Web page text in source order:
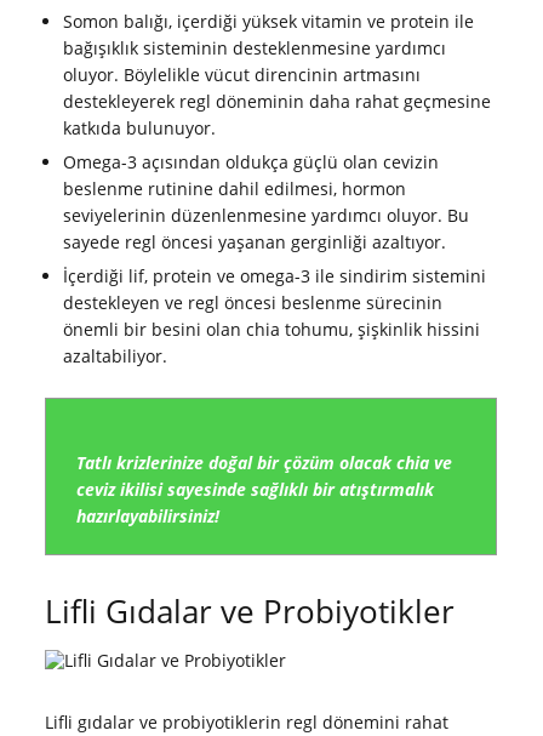
Somon balığı, içerdiği yüksek vitamin ve protein ile
bağışıklık sisteminin desteklenmesine yardımcı
oluyor. Böylelikle vücut direncinin artmasını
destekleyerek regl döneminin daha rahat geçmesine
katkıda bulunuyor.
Omega-3 açısından oldukça güçlü olan cevizin
beslenme rutinine dahil edilmesi, hormon
seviyelerinin düzenlenmesine yardımcı oluyor. Bu
sayede regl öncesi yaşanan gerginliği azaltıyor.
İçerdiği lif, protein ve omega-3 ile sindirim sistemini
destekleyen ve regl öncesi beslenme sürecinin
önemli bir besini olan chia tohumu, şişkinlik hissini
azaltabiliyor.
Tatlı krizlerinize doğal bir çözüm olacak chia ve
ceviz ikilisi sayesinde sağlıklı bir atıştırmalık
hazırlayabilirsiniz!
Lifli Gıdalar ve Probiyotikler
Lifli gıdalar ve probiyotiklerin regl dönemini rahat